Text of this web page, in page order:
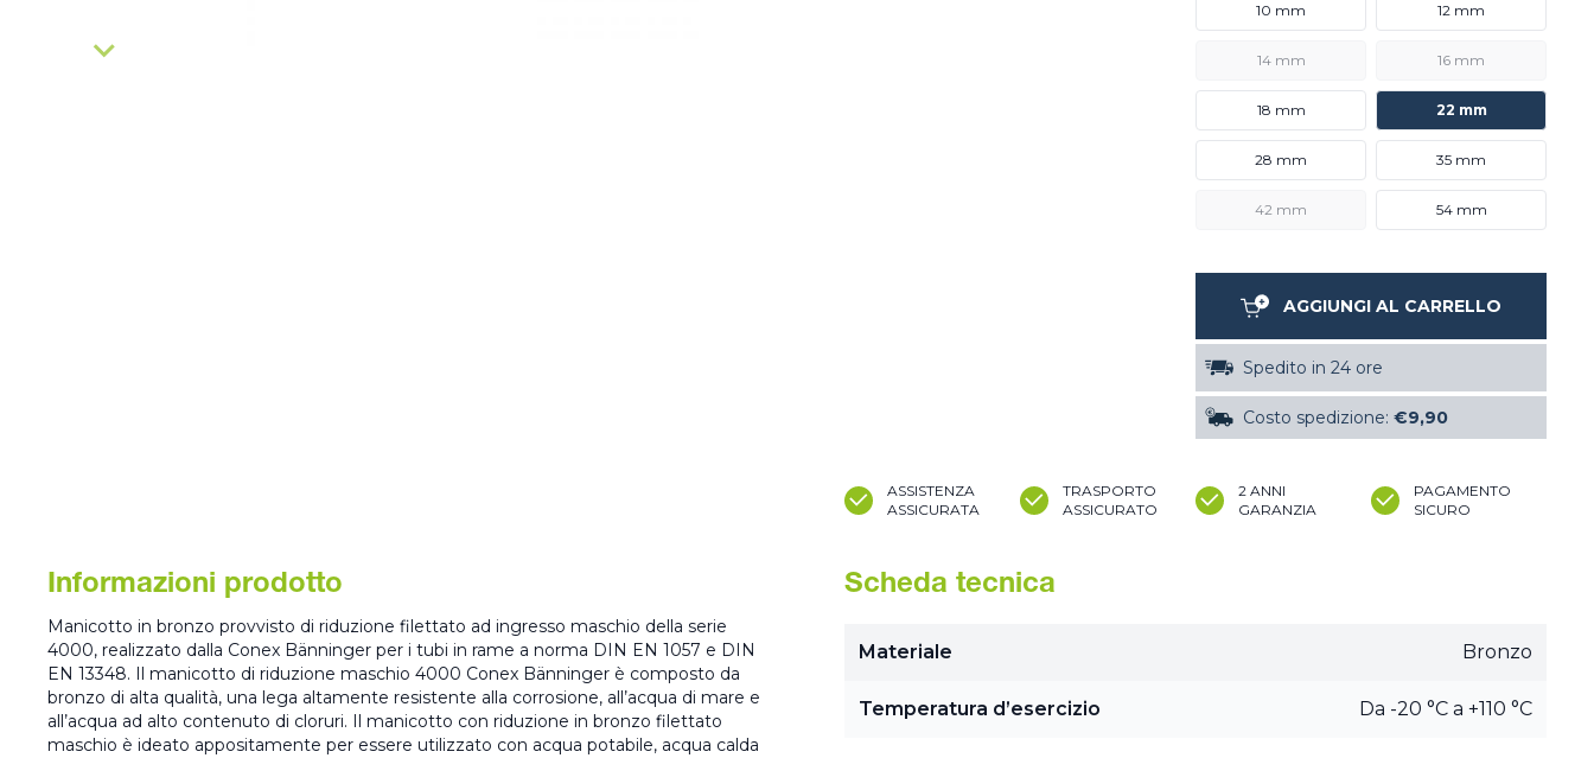
10 mm 12 mm
14 mm 16 mm
18 mm 22 mm
28 mm 35 mm
42 mm 54 mm
AGGIUNGI AL CARRELLO
Spedito in 24 ore
Costo spedizione: €9,90
ASSISTENZA
ASSICURATA
TRASPORTO
ASSICURATO
2 ANNI
GARANZIA
PAGAMENTO
SICURO
Informazioni prodotto
Manicotto in bronzo provvisto di riduzione filettato ad ingresso maschio della serie
4000, realizzato dalla Conex Bänninger per i tubi in rame a norma DIN EN 1057 e DIN
EN 13348. Il manicotto di riduzione maschio 4000 Conex Bänninger è composto da
bronzo di alta qualità, una lega altamente resistente alla corrosione, all’acqua di mare e
all’acqua ad alto contenuto di cloruri. Il manicotto con riduzione in bronzo filettato
maschio è ideato appositamente per essere utilizzato con acqua potabile, acqua calda
Scheda tecnica
Materiale Bronzo
Temperatura d’esercizio Da -20 °C a +110 °C